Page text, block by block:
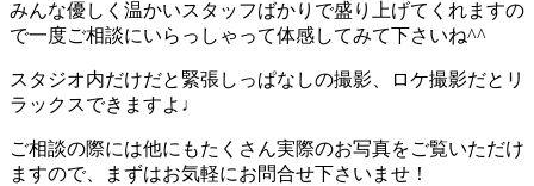
みんな優しく温かいスタッフばかりで盛り上げてくれますの
で一度ご相談にいらっしゃって体感してみて下さいね^^
スタジオ内だけだと緊張しっぱなしの撮影、ロケ撮影だとリ
ラックスできますよ♩
ご相談の際には他にもたくさん実際のお写真をご覧いただけ
ますので、まずはお気軽にお問合せ下さいませ！